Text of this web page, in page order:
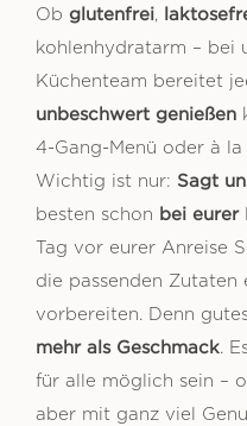
Ob glutenfrei,
kohlenhydratarm – bei
Küchenteam bereitet
unbeschwert genießen
4-Gang-Menü oder à la
Wichtig ist nur: Sagt
besten schon bei eurer
Tag vor eurer Anreise
die passenden Zutaten
vorbereiten. Denn
mehr als Geschmack.
für alle möglich sein –
aber mit ganz viel